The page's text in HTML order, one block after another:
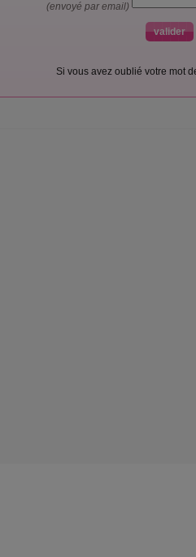
(envoyé par email)
Si vous avez oublié votre mot